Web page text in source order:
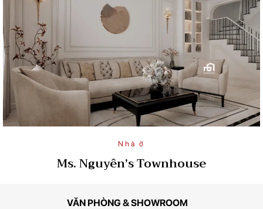
Nhà ở
Ms. Nguyên’s Townhouse
VĂN PHÒNG & SHOWROOM